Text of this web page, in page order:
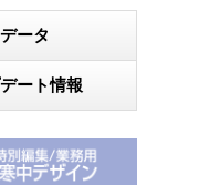
ータ
ート情報